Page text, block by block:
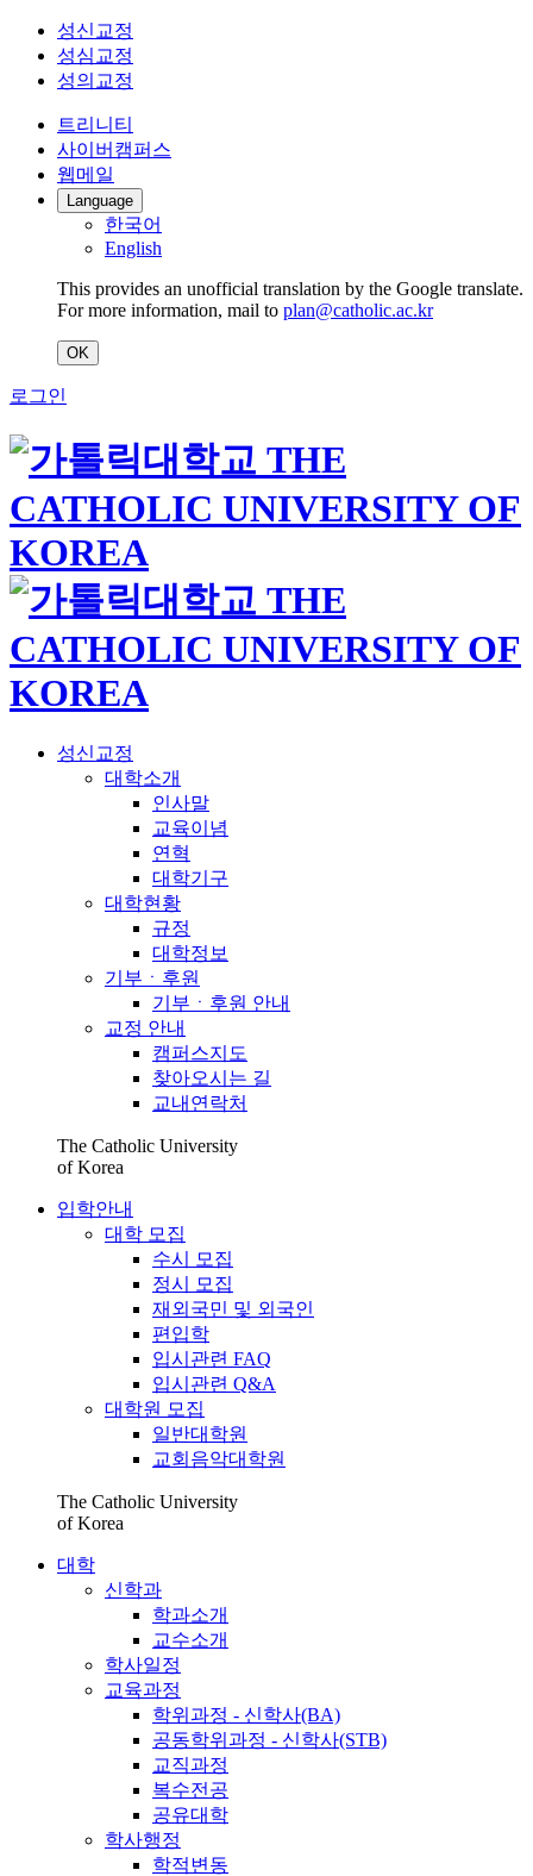
성신교정
성심교정
성의교정
트리니티
사이버캠퍼스
웹메일
Language
한국어
English
This provides an unofficial translation by the Google translate.
For more information, mail to plan@catholic.ac.kr
OK
로그인
성신교정
대학소개
인사말
교육이념
연혁
대학기구
대학현황
규정
대학정보
기부ㆍ후원
기부ㆍ후원 안내
교정 안내
캠퍼스지도
찾아오시는 길
교내연락처
The Catholic University
of Korea
입학안내
대학 모집
수시 모집
정시 모집
재외국민 및 외국인
편입학
입시관련 FAQ
입시관련 Q&A
대학원 모집
일반대학원
교회음악대학원
The Catholic University
of Korea
대학
신학과
학과소개
교수소개
학사일정
교육과정
학위과정 - 신학사(BA)
공동학위과정 - 신학사(STB)
교직과정
복수전공
공유대학
학사행정
학적변동